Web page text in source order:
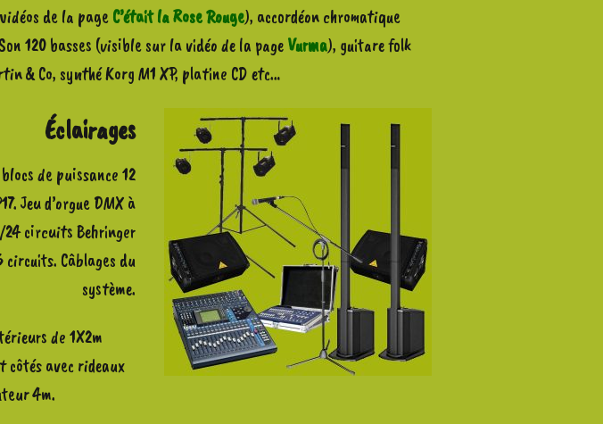
de la page C’était la Rose Rouge), accordéon chromatique
120 basses (visible sur la vidéo de la page Vurma), guitare folk
& Co, synthé Korg M1 XP, platine CD etc…
Éclairages
de puissance 12
Jeu d’orgue DMX à
24 circuits Behringer
circuits. Câblages du
système.
de 1X2m
côtés avec rideaux
4m.